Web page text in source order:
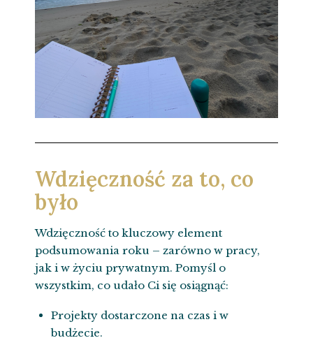
Wdzięczność za to, co
było
Wdzięczność to kluczowy element
podsumowania roku – zarówno w pracy,
jak i w życiu prywatnym. Pomyśl o
wszystkim, co udało Ci się osiągnąć:
Projekty dostarczone na czas i w
budżecie.